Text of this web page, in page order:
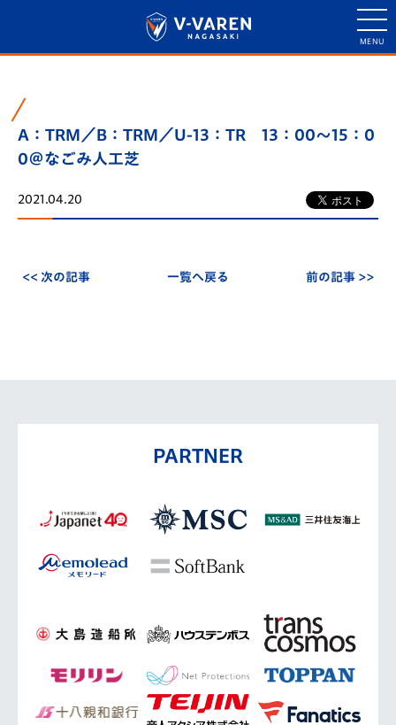
A：TRM／B：TRM／U-13：TR 13：00～15：0
0＠なごみ人工芝
2021.04.20
<< 次の記事 一覧へ戻る 前の記事 >>
PARTNER